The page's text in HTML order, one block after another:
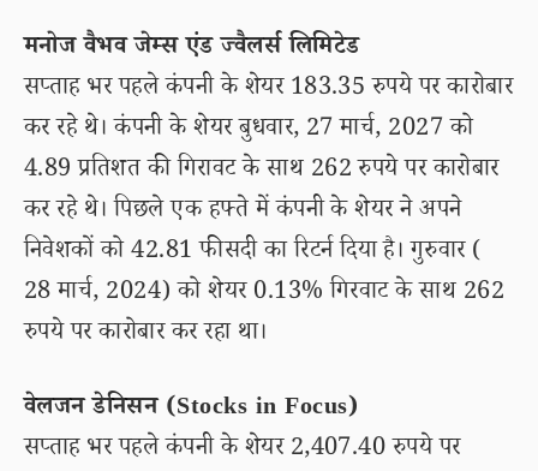
मनोज वैभव जेम्स एंड ज्वैलर्स लिमिटेड
सप्ताह भर पहले कंपनी के शेयर 183.35 रुपये पर कारोबार
कर रहे थे। कंपनी के शेयर बुधवार, 27 मार्च, 2027 को
4.89 प्रतिशत की गिरावट के साथ 262 रुपये पर कारोबार
कर रहे थे। पिछले एक हफ्ते में कंपनी के शेयर ने अपने
निवेशकों को 42.81 फीसदी का रिटर्न दिया है। गुरुवार (
28 मार्च, 2024) को शेयर 0.13% गिरवाट के साथ 262
रुपये पर कारोबार कर रहा था।
वेलजन डेनिसन (Stocks in Focus)
सप्ताह भर पहले कंपनी के शेयर 2,407.40 रुपये पर